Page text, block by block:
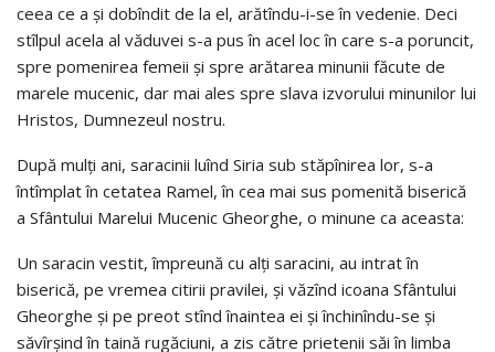
ceea ce a şi dobîndit de la el, arătîndu-i-se în vedenie. Deci
stîlpul acela al văduvei s-a pus în acel loc în care s-a poruncit,
spre pomenirea femeii şi spre arătarea minunii făcute de
marele mucenic, dar mai ales spre slava izvorului minunilor lui
Hristos, Dumnezeul nostru.
După mulţi ani, saracinii luînd Siria sub stăpînirea lor, s-a
întîmplat în cetatea Ramel, în cea mai sus pomenită biserică
a Sfântului Marelui Mucenic Gheorghe, o minune ca aceasta:
Un saracin vestit, împreună cu alţi saracini, au intrat în
biserică, pe vremea citirii pravilei, şi văzînd icoana Sfântului
Gheorghe şi pe preot stînd înaintea ei şi închinîndu-se şi
săvîrşind în taină rugăciuni, a zis către prietenii săi în limba